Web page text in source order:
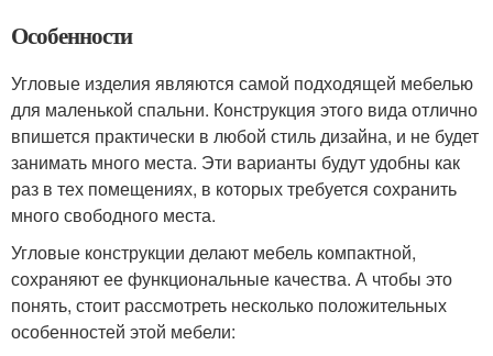
Особенности
Угловые изделия являются самой подходящей мебелью
для маленькой спальни. Конструкция этого вида отлично
впишется практически в любой стиль дизайна, и не будет
занимать много места. Эти варианты будут удобны как
раз в тех помещениях, в которых требуется сохранить
много свободного места.
Угловые конструкции делают мебель компактной,
сохраняют ее функциональные качества. А чтобы это
понять, стоит рассмотреть несколько положительных
особенностей этой мебели: